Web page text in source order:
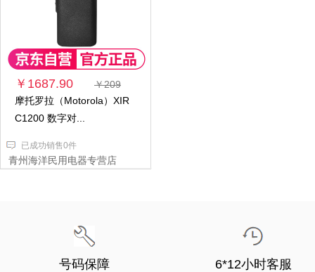
￥1687.90
￥209
摩托罗拉（Motorola）XIR
C1200 数字对...
已成功销售0件
青州海洋民用电器专营店
号码保障 6*12小时客服